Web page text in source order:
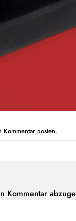
Kommentar posten.
Kommentar